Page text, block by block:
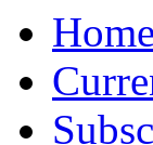
Home